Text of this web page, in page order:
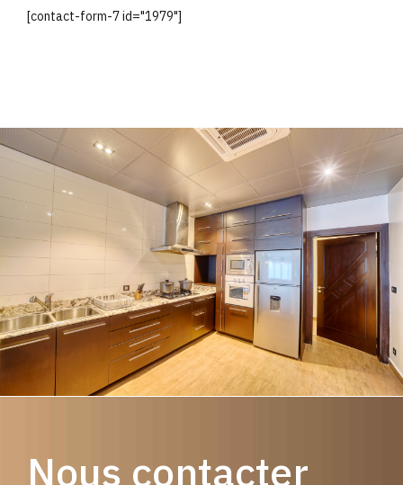
[contact-form-7 id="1979"]
Nous contacter